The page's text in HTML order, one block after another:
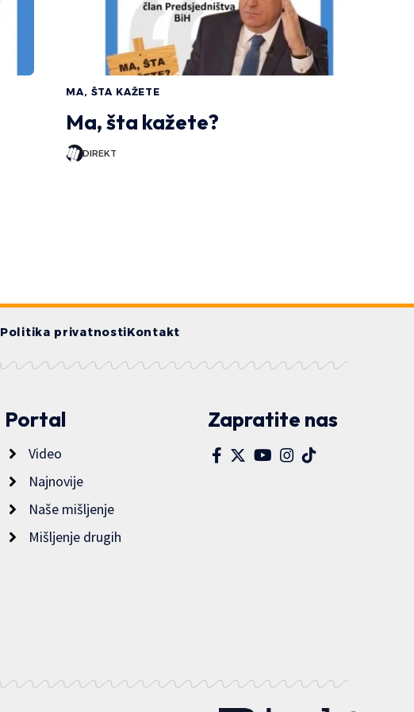
MA, ŠTA KAŽETE
Ma, šta kažete?
DIREKT
Politika privatnostiKontakt
Portal
Video
Najnovije
Naše mišljenje
Mišljenje drugih
Zapratite nas